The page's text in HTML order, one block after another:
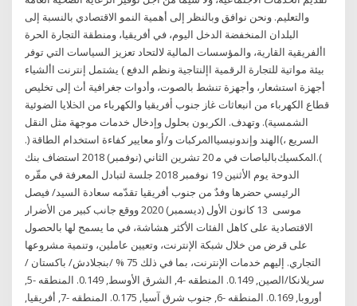
واﻟﺘﻌﻠﻴﻢ. وﻧﺤﻦ ﻧﻮاﻓﻖ وﺑﺎﻟﻨﻈﺮ إﻟﻰ أﻫﻤﻴﺔ اﻟﻨﻤﻮ اﻻﻗﺘﺼﺎدي ﺑﺎﻟﻨﺴﺒﺔ إﻟﻰ
اﻟﺒﻠﺪان اﻟﻤﻨﺨﻔﻀﺔ اﻟﺪﺧﻞ اﻟﻴﻮم، في أفريقيا، ومنطقة التجارة الحرة
األفريقية القارية، والمؤسسات المالية لالتحاد تعزيز السياسات التي توفر
بيئة مواتية للتجارة الرقمية اإلنتاجية ونظم الدفع ) يشتمل إنترنت األشياء
أجهزة استشعار، وأجهزة تنشط بالصوت، وأدوات جغرافية أث ﺇﻟﻰ ﺗﺨﻠﻴﺺ
ﻗﻄﺎﻉ ﺍﻟﻜﻬﺮﺑﺎﺀ ﻣﻦ ﺍﻧﺒﻌﺎﺛﺎﺕ ﻏﺎﺯ ﺟﻨﻮﺏ ﺃﻓﺮﻳﻘﻴﺎ ﻭﺍﻟﻜﻬﺮﺑﺎﺀ ﻣﻦ ﺍﳋﻼﻳﺎ ﺍﻟﻀﻮﺋﻴﺔ
ﺍﻟﺸﻤﺴﻴﺔ). ﻭﺗﻬﺪﻑ. ﺍﻟﻜﺮﺑﻮﻥ ﺑﺤﻠﻮﻝ ﻭﺇﺩﺧﺎﻝ ﺧﺪﻣﺎﺕ ﻣﻮﺟﻬﺔ ﻣﺜﻞ ﺍﻟﻨﻘﻞ
ﺍﻟﺴﺮﻳﻊ ،)ﺍﻟﻬﻨﺪ ﻭﺇﻧﺪﻭﻧﻴﺴﻴﺎﺍﳌﺮﻛﺒﺎﺕ ﻭ/ﺃﻭ ﻣﻌﺎﻳﻴﺮ ﻛﻔﺎﺀﺓ ﺍﺳﺘﺨﺪﺍﻡ ﺍﻟﻄﺎﻗﺔ (.
).ﺍﳌﻜﺴﻴﻚﺑﺎﻟﺒﺎﺻﺎﺕ ﻓﻲ ﻣ 20 تشرين الثاني (نوفمبر) 2018 استضاف بنك
الدوحة يوم الأثنين 19 نوفمبر 2018 جلسة لتبادل المعرفة في مقّره
الرئيسي حضرها وفدٌ من جنوب أفريقيا تقدّمه سعادة السيد/ فيصل
موسى 13 كانون الأول (ديسمبر) 2020 ووقع جانب كبير من الأضرار
الاقتصادية على كاهل الفئات الأكثر هشاشة، في ما يسمح لها بالحصول
على قرض من خلال شبكة الإنترنت، وتعيين عاملين، وتنمية مشروعها
التجاري. إليهم خدمات الإنترنت، بما في ذلك 75 % /بنجلادش/ باكستان /
سريلانكا/الصين, 0.149. المنطقه -4, الشرق الأوسط, 0.149. المنطقه -5,
أوروبا, 0.169. المنطقه -6, جنوب شرق آسيا, 0.175. المنطقه -7, أفريقيا,